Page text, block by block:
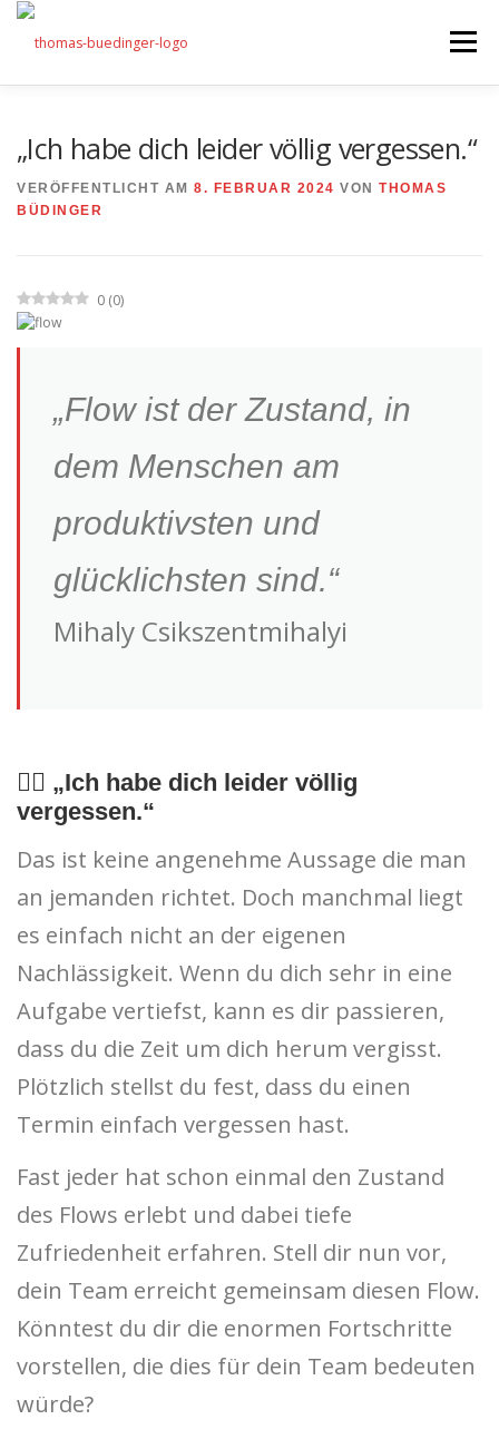
Zum
springen
Menü
Mein Angebot
Bonus
Presse
„Ich habe dich leider völlig vergessen.“
VERÖFFENTLICHT AM 8. FEBRUAR 2024 VON THOMAS
BÜDINGER
0 (0)
„Flow ist der Zustand, in
dem Menschen am
produktivsten und
glücklichsten sind.“
Mihaly Csikszentmihalyi
🤦‍♂️ „Ich habe dich leider völlig
vergessen.“
Das ist keine angenehme Aussage die man
an jemanden richtet. Doch manchmal liegt
es einfach nicht an der eigenen
Nachlässigkeit. Wenn du dich sehr in eine
Aufgabe vertiefst, kann es dir passieren,
dass du die Zeit um dich herum vergisst.
Plötzlich stellst du fest, dass du einen
Termin einfach vergessen hast.
Fast jeder hat schon einmal den Zustand
des Flows erlebt und dabei tiefe
Zufriedenheit erfahren. Stell dir nun vor,
dein Team erreicht gemeinsam diesen Flow.
Könntest du dir die enormen Fortschritte
vorstellen, die dies für dein Team bedeuten
würde?